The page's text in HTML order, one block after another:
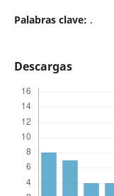
Palabras clave: .
Descargas